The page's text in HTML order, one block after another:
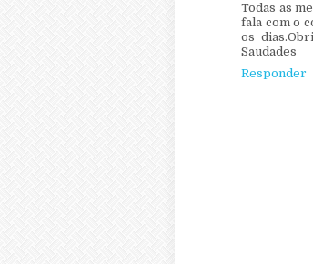
Todas as
fala com o
os
Saudades
Responder